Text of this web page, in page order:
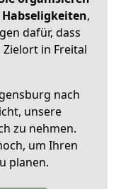
,
dafür, dass
in Freital
nach
unsere
zu nehmen.
um Ihren
planen.